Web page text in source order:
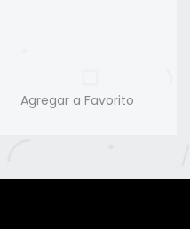
Agregar a Favorito